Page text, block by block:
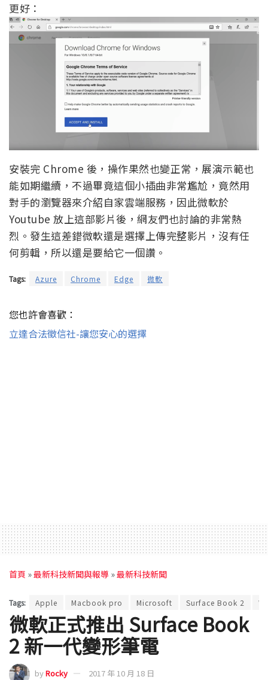
更好：
安裝完 Chrome 後，操作果然也變正常，展演示範也
能如期繼續，不過畢竟這個小插曲非常尷尬，竟然用
對手的瀏覽器來介紹自家雲端服務，因此微軟於
Youtube 放上這部影片後，網友們也討論的非常熱
烈。發生這差錯微軟還是選擇上傳完整影片，沒有任
何剪輯，所以還是要給它一個讚。
Tags: Azure Chrome Edge 微軟
您也許會喜歡：
立達合法徵信社-讓您安心的選擇
首頁 »最新科技新聞與報導 »最新科技新聞
Tags: Apple Macbook pro Microsoft Surface Book 2
微軟正式推出 Surface Book
2 新一代變形筆電
byRocky 2017 年 10 月 18 日